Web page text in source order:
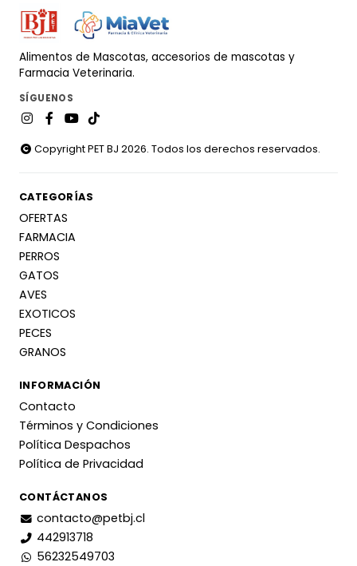
Alimentos de Mascotas, accesorios de mascotas y
Farmacia Veterinaria.
SÍGUENOS
Copyright PET BJ 2026. Todos los derechos reservados.
CATEGORÍAS
OFERTAS
FARMACIA
PERROS
GATOS
AVES
EXOTICOS
PECES
GRANOS
INFORMACIÓN
Contacto
Términos y Condiciones
Política Despachos
Política de Privacidad
CONTÁCTANOS
contacto@petbj.cl
442913718
56232549703